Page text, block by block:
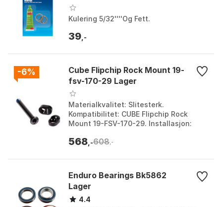
Kulering 5/32''''Og Fett.
39 ,-
-6%
Cube Flipchip Rock Mount 19-
fsv-170-29 Lager
Materialkvalitet: Slitesterk.
Kompatibilitet: CUBE Flipchip Rock
Mount 19-FSV-170-29. Installasjon:
Oppgradering/utskifting av lagre.
568 ,-608 ,-
Enduro Bearings Bk5862
Lager
4.4